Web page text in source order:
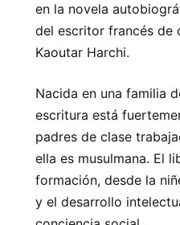
en la novela
del escritor francés de
Kaoutar Harchi.
Nacida en una familia
escritura está
padres de clase
ella es musulmana. El
formación, desde la
y el desarrollo